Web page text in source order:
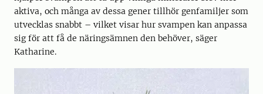
aktiva, och många av dessa gener tillhör genfamiljer som
utvecklas snabbt – vilket visar hur svampen kan anpassa
sig för att få de näringsämnen den behöver, säger
Katharine.